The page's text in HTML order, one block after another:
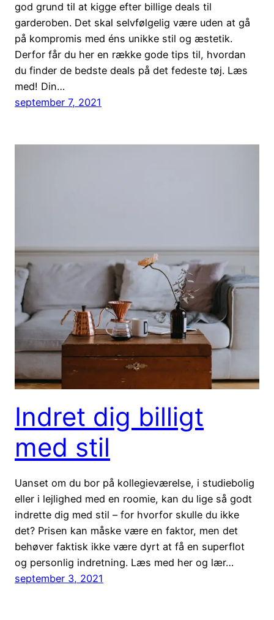
god grund til at kigge efter billige deals til
garderoben. Det skal selvfølgelig være uden at gå
på kompromis med éns unikke stil og æstetik.
Derfor får du her en række gode tips til, hvordan
du finder de bedste deals på det fedeste tøj. Læs
med! Din…
september 7, 2021
Indret dig billigt
med stil
Uanset om du bor på kollegieværelse, i studiebolig
eller i lejlighed med en roomie, kan du lige så godt
indrette dig med stil – for hvorfor skulle du ikke
det? Prisen kan måske være en faktor, men det
behøver faktisk ikke være dyrt at få en superflot
og personlig indretning. Læs med her og lær…
september 3, 2021